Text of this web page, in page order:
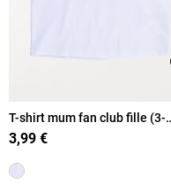
T-shirt mum fan club fille (3-
36M)
3,99 €